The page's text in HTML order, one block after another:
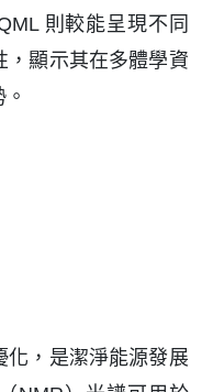
則較能呈現不同
，顯示其在多體學資
化，是潔淨能源發展